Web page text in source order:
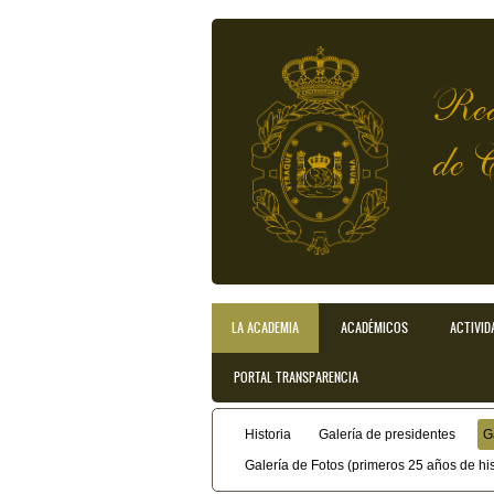
de
Menú principal
LA ACADEMIA ACADÉMICOS
PORTAL TRANSPARENCIA
Historia Galería de presidentes
Galería de Fotos (primeros 25 años de